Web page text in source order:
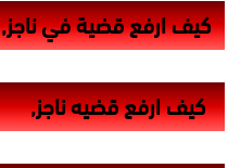
كيف ارفع قضية في ناجز,
‏ كيف ارفع قضيه ناجز,